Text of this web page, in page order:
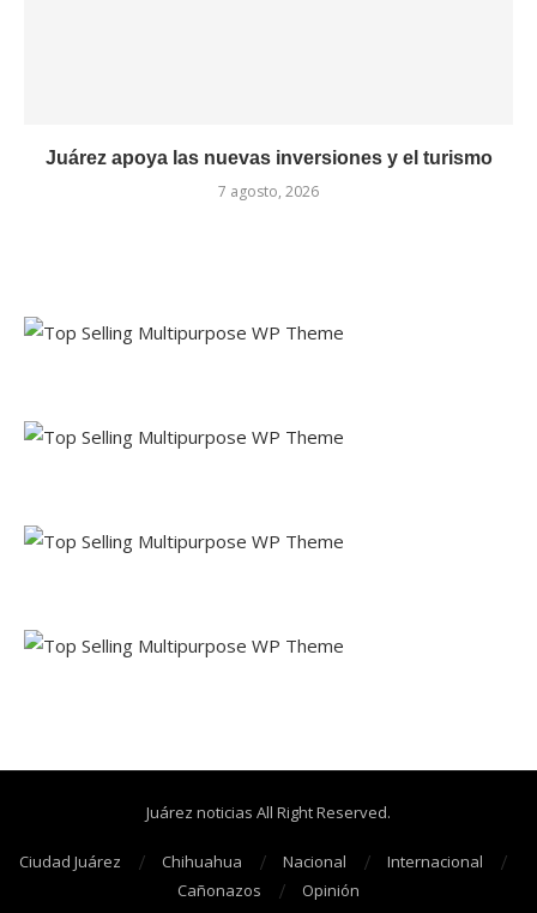
Juárez apoya las nuevas inversiones y el turismo
7 agosto, 2026
Juárez noticias All Right Reserved.
Ciudad Juárez Chihuahua Nacional
Internacional
Cañonazos
Opinión